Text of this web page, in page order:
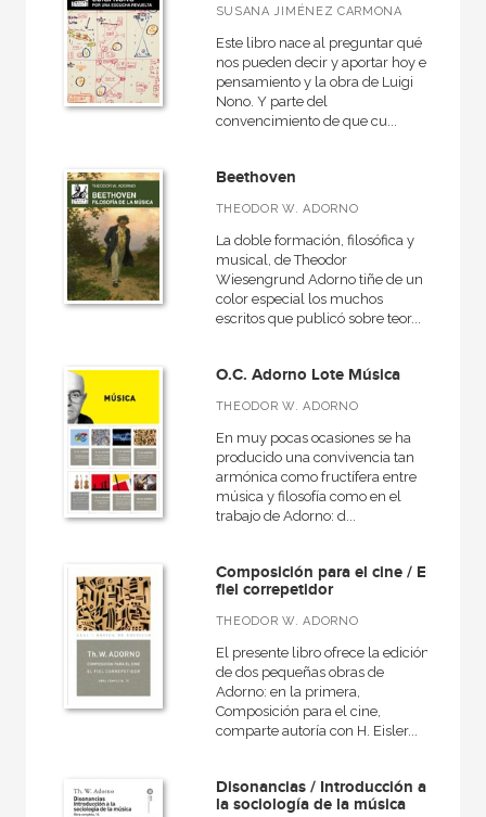
Danza
Musicas del mundo
Didáctica de la música
General
Contemporánea
NUESTRAS COLECCIONES
Básica de Bolsillo  Adorno. Obra completa
Fundamentos
Música
Música, didáctica de la
Musicología
NUESTROS FORMATOS
Ebook
SUSANA JIMÉNEZ CARMONA
Este libro nace al preguntar qué
nos pueden decir y aportar hoy el
pensamiento y la obra de Luigi
Nono. Y parte del
convencimiento de que cu...
Beethoven
THEODOR W. ADORNO
La doble formación, filosófica y
musical, de Theodor
Wiesengrund Adorno tiñe de un
color especial los muchos
escritos que publicó sobre teor...
O.C. Adorno Lote Música
THEODOR W. ADORNO
En muy pocas ocasiones se ha
producido una convivencia tan
armónica como fructífera entre
música y filosofía como en el
trabajo de Adorno: d...
Composición para el cine / El
fiel correpetidor
THEODOR W. ADORNO
El presente libro ofrece la edición
de dos pequeñas obras de
Adorno: en la primera,
Composición para el cine,
comparte autoría con H. Eisler...
Disonancias / Introducción a
la sociología de la música